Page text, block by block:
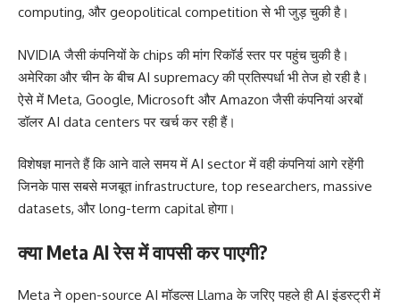
computing, और geopolitical competition से भी जुड़ चुकी है।
NVIDIA जैसी कंपनियों के chips की मांग रिकॉर्ड स्तर पर पहुंच चुकी है।
अमेरिका और चीन के बीच AI supremacy की प्रतिस्पर्धा भी तेज हो रही है।
ऐसे में Meta, Google, Microsoft और Amazon जैसी कंपनियां अरबों
डॉलर AI data centers पर खर्च कर रही हैं।
विशेषज्ञ मानते हैं कि आने वाले समय में AI sector में वही कंपनियां आगे रहेंगी
जिनके पास सबसे मजबूत infrastructure, top researchers, massive
datasets, और long-term capital होगा।
क्या Meta AI रेस में वापसी कर पाएगी?
Meta ने open-source AI मॉडल्स Llama के जरिए पहले ही AI इंडस्ट्री में